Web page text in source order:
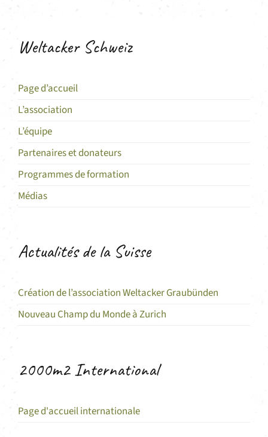
Weltacker Schweiz
Page d’accueil
L’association
L’équipe
Partenaires et donateurs
Programmes de formation
Médias
Actualités de la Suisse
Création de l’association Weltacker Graubünden
Nouveau Champ du Monde à Zurich
2000m2 International
Page d'accueil internationale